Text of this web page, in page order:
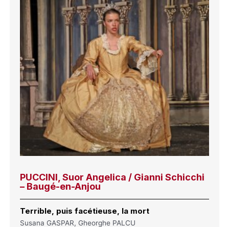
PUCCINI, Suor Angelica / Gianni Schicchi
– Baugé-en-Anjou
Terrible, puis facétieuse, la mort
Susana GASPAR, Gheorghe PALCU